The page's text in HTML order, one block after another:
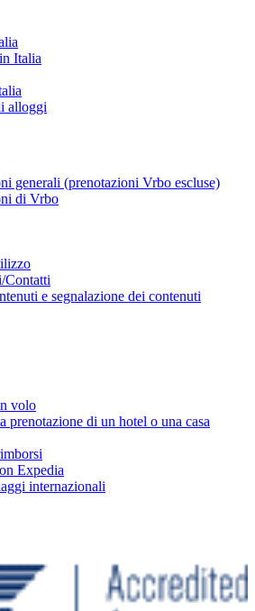
Italia
alloggi
generali (prenotazioni Vrbo escluse)
di Vrbo
Contatti
e segnalazione dei contenuti
volo
prenotazione di un hotel o una casa
Expedia
internazionali